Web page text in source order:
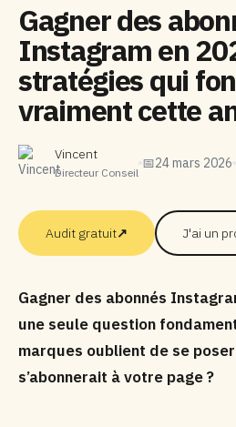
Gagner des
Instagram en
stratégies qui
vraiment cette
Vincent
Directeur Conseil
📅24 mars 2026
Audit gratuit↗ J'ai un
Gagner des abonnés
une seule question
marques oublient de se
s’abonnerait à votre page ?